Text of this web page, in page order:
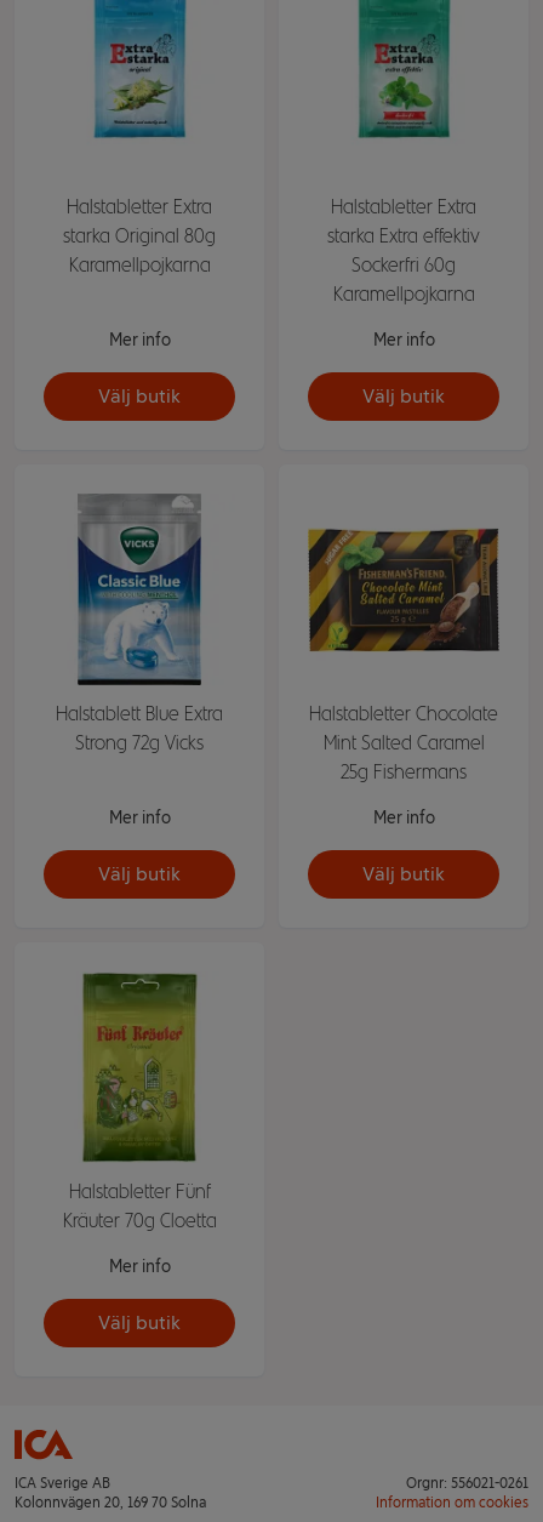
Halstabletter Extra
starka Original 80g
Karamellpojkarna
Mer info
Välj butik
Halstabletter Extra
starka Extra effektiv
Sockerfri 60g
Karamellpojkarna
Mer info
Välj butik
Halstablett Blue Extra
Strong 72g Vicks
Mer info
Välj butik
Halstabletter Chocolate
Mint Salted Caramel
25g Fishermans
Mer info
Välj butik
Halstabletter Fünf
Kräuter 70g Cloetta
Mer info
Välj butik
ICA Sverige AB
Kolonnvägen 20, 169 70 Solna
Orgnr: 556021-0261
Information om cookies